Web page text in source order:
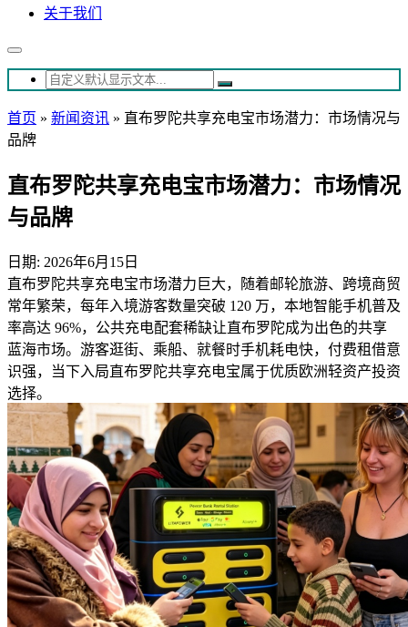
关于我们
首页 » 新闻资讯 » 直布罗陀共享充电宝市场潜力：市场情况与
品牌
直布罗陀共享充电宝市场潜力：市场情况
与品牌
日期: 2026年6月15日
直布罗陀共享充电宝市场潜力巨大，随着邮轮旅游、跨境商贸
常年繁荣，每年入境游客数量突破 120 万，本地智能手机普及
率高达 96%，公共充电配套稀缺让直布罗陀成为出色的共享
蓝海市场。游客逛街、乘船、就餐时手机耗电快，付费租借意
识强，当下入局直布罗陀共享充电宝属于优质欧洲轻资产投资
选择。